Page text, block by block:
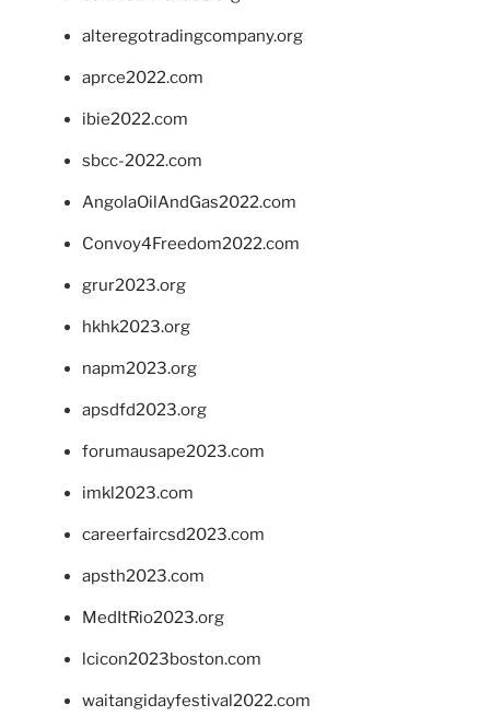
alteregotradingcompany.org
aprce2022.com
ibie2022.com
sbcc-2022.com
AngolaOilAndGas2022.com
Convoy4Freedom2022.com
grur2023.org
hkhk2023.org
napm2023.org
apsdfd2023.org
forumausape2023.com
imkl2023.com
careerfaircsd2023.com
apsth2023.com
MedItRio2023.org
lcicon2023boston.com
waitangidayfestival2022.com